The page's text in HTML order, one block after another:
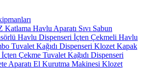
Katlama Havlu Aparatı Sıvı Sabun
Havlu Dispenseri İçten Çekmeli Havlu
Tuvalet Kağıdı Dispenseri Klozet Kapak
İçten Çekme Tuvalet Kağıdı Dispenseri
Aparatı El Kurutma Makinesi Klozet